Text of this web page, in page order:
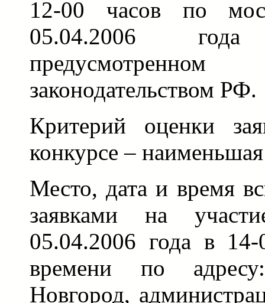
12-00 часов по
05.04.2006
законодательством РФ.
Критерий оценки
конкурсе –
Место, дата и время
заявками на
05.04.2006 года в
времени по
Новгород,